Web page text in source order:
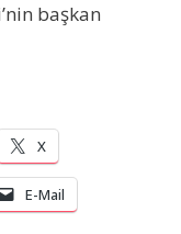
başkan
X
E-Mail